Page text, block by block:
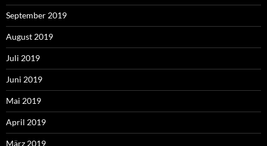
September 2019
August 2019
Juli 2019
Juni 2019
Mai 2019
April 2019
März 2019